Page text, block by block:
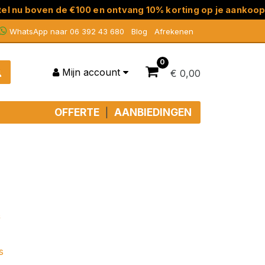
de €100 en ontvang 10% korting op je aankoop!
WhatsApp naar 06 392 43 680 Blog Afrekenen
Mijn account
0
€ 0,00
OFFERTE| AANBIEDINGEN